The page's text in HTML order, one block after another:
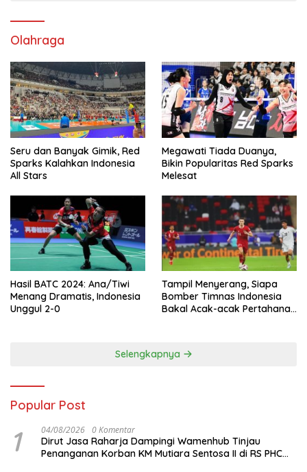
Olahraga
Seru dan Banyak Gimik, Red
Sparks Kalahkan Indonesia
All Stars
Megawati Tiada Duanya,
Bikin Popularitas Red Sparks
Melesat
Hasil BATC 2024: Ana/Tiwi
Menang Dramatis, Indonesia
Unggul 2-0
Tampil Menyerang, Siapa
Bomber Timnas Indonesia
Bakal Acak-acak Pertahanan
Selengkapnya
Popular Post
1 04/08/2026 0 Komentar
Dirut Jasa Raharja Dampingi Wamenhub Tinjau
Penanganan Korban KM Mutiara Sentosa II di RS PHC